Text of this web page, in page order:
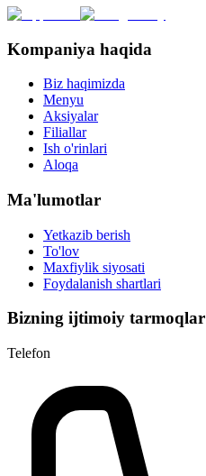
Kompaniya haqida
Biz haqimizda
Menyu
Aksiyalar
Filiallar
Ish o'rinlari
Aloqa
Ma'lumotlar
Yetkazib berish
To'lov
Maxfiylik siyosati
Foydalanish shartlari
Bizning ijtimoiy tarmoqlar
Telefon